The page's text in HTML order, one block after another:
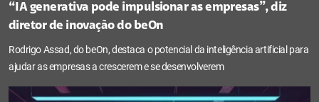
“IA generativa pode impulsionar as empresas”, diz
diretor de inovação do beOn
Rodrigo Assad, do beOn, destaca o potencial da inteligência artificial para
ajudar as empresas a crescerem e se desenvolverem